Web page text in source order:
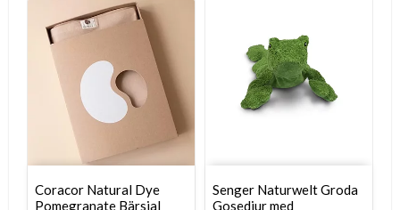
Coracor Natural Dye
Pomegranate Bärsjal
Senger Naturwelt Groda
Gosedjur med